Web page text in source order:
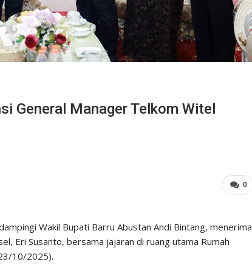
General Manager Telkom Witel
0
Wakil Bupati Barru Abustan Andi Bintang, menerima
Eri Susanto, bersama jajaran di ruang utama Rumah
10/2025).